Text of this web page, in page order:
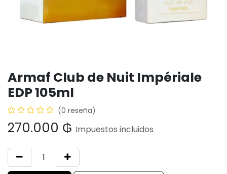
Armaf Club de Nuit Impériale
EDP 105ml
(0 reseña)
270.000 ₲ Impuestos incluidos